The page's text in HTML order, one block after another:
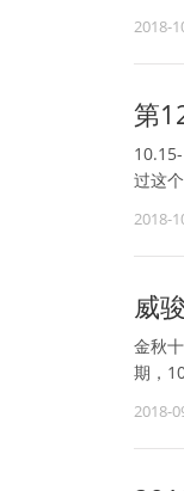
2018-
第
过这
2018-
威
金秋
期，
2018-